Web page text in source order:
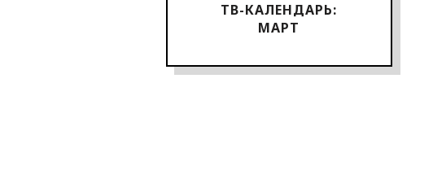
ТВ-КАЛЕНДАРЬ:
МАРТ